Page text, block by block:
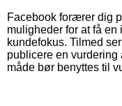
Facebook forærer dig
muligheder for at få
kundefokus. Tilmed
publicere en
måde bør benyttes til